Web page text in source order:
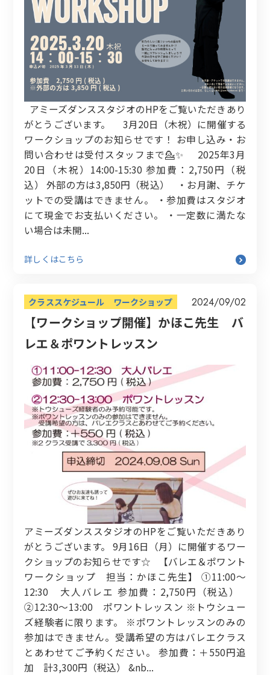
アミーズダンススタジオのHPをご覧いただきあり
がとうございます。 3月20日（木祝）に開催する
ワークショップのお知らせです！ お申し込み・お
問い合わせは受付スタッフまで💁‍✨ 2025年3月
20日（木祝）14:00-15:30 参加費：2,750円（税
込） 外部の方は3,850円（税込） ・お月謝、チケ
ットでの受講はできません。 ・参加費はスタジオ
にて現金でお支払いください。 ・一定数に満たな
い場合は未開...
詳しくはこちら
クラススケジュール ワークショップ 2024/09/02
【ワークショップ開催】かほこ先生 バ
レエ＆ポワントレッスン
アミーズダンススタジオのHPをご覧いただきあり
がとうございます。 9月16日（月）に開催するワー
クショップのお知らせです☆ 【バレエ＆ポワント
ワークショップ 担当：かほこ先生】 ①11:00〜
12:30 大人バレエ 参加費：2,750円（税込）
②12:30〜13:00 ポワントレッスン ※トウシュー
ズ経験者に限ります。 ※ポワントレッスンのみの
参加はできません。受講希望の方はバレエクラス
とあわせてご予約ください。 参加費：＋550円追
加 計3,300円（税込） &nb...